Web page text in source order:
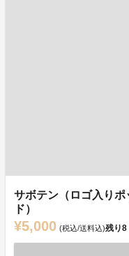
サボテン（ロゴ入り
ド）
¥5,000 (税込/送料込)残り8